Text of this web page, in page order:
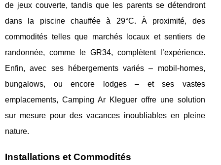
de jeux couverte, tandis que les parents se détendront
dans la piscine chauffée à 29°C. À proximité, des
commodités telles que marchés locaux et sentiers de
randonnée, comme le GR34, complètent l’expérience.
Enfin, avec ses hébergements variés – mobil-homes,
bungalows, ou encore lodges – et ses vastes
emplacements, Camping Ar Kleguer offre une solution
sur mesure pour des vacances inoubliables en pleine
nature.
Installations et Commodités